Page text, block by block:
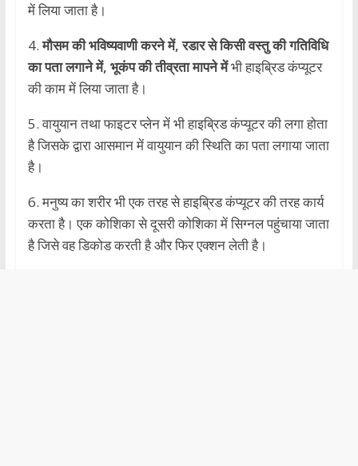
में लिया जाता है।
4.मौसम की भविष्यवाणी करने में, रडार से किसी वस्तु की गतिविधि
का पता लगाने में, भूकंप की तीव्रता मापने मेंभी हाइब्रिड कंप्यूटर
की काम में लिया जाता है।
5. वायुयान तथा फाइटर प्लेन में भी हाइब्रिड कंप्यूटर की लगा होता
है जिसके द्वारा आसमान में वायुयान की स्थिति का पता लगाया जाता
है।
6. मनुष्य का शरीर भी एक तरह से हाइब्रिड कंप्यूटर की तरह कार्य
करता है। एक कोशिका से दूसरी कोशिका में सिग्नल पहुंचाया जाता
है जिसे वह डिकोड करती है और फिर एक्शन लेती है।